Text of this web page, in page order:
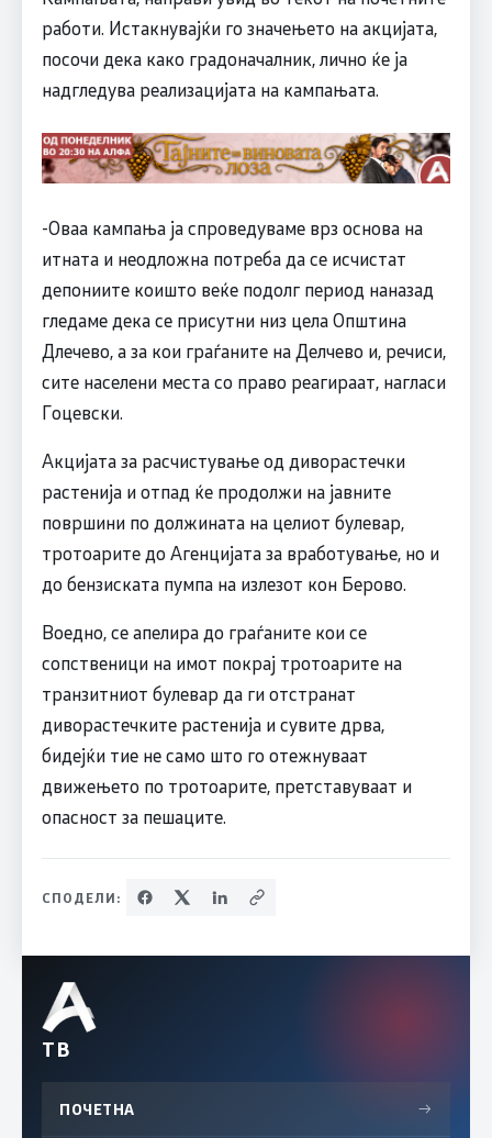
работи. Истакнувајќи го значењето на акцијата,
посочи дека како градоначалник, лично ќе ја
надгледува реализацијата на кампањата.
-Оваа кампања ја спроведуваме врз основа на
итната и неодложна потреба да се исчистат
депониите коишто веќе подолг период наназад
гледаме дека се присутни низ цела Општина
Длечево, а за кои граѓаните на Делчево и, речиси,
сите населени места со право реагираат, нагласи
Гоцевски.
Акцијата за расчистување од диворастечки
растенија и отпад ќе продолжи на јавните
површини по должината на целиот булевар,
тротоарите до Агенцијата за вработување, но и
до бензиската пумпа на излезот кон Берово.
Воедно, се апелира до граѓаните кои се
сопственици на имот покрај тротоарите на
транзитниот булевар да ги отстранат
диворастечките растенија и сувите дрва,
бидејќи тие не само што го отежнуваат
движењето по тротоарите, претставуваат и
опасност за пешаците.
СПОДЕЛИ:
ТВ
ПОЧЕТНА →